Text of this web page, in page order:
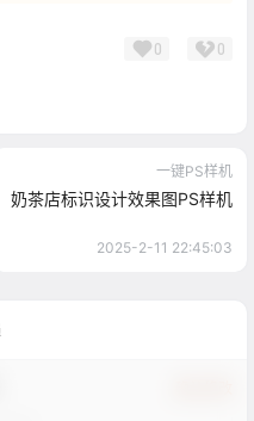
0 0
一键PS样机
奶茶店标识设计效果图PS样机
2025-2-11 22:45:03